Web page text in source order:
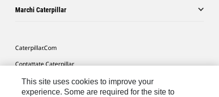
Marchi Caterpillar
Caterpillar.com
Contattate Caterpillar
Le Mie Preferenze Di Marketing
This site uses cookies to improve your
experience. Some are required for the site to